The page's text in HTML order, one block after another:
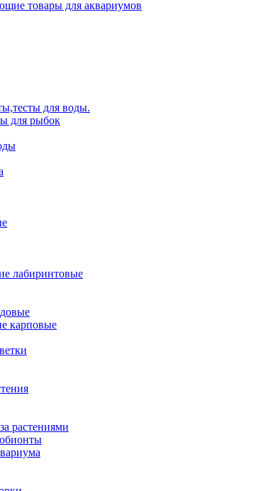
товары для аквариумов
для воды.
для рыбок
лабиринтовые
карповые
растениями